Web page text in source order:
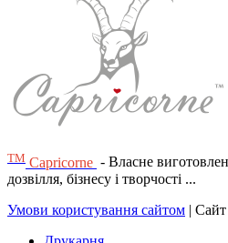
ТМ Capricorne - Власне
дозвілля, бізнесу і творчості ...
Умови користування сайтом |